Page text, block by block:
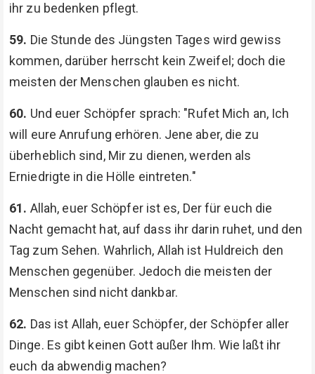
ihr zu bedenken pflegt.
59. Die Stunde des Jüngsten Tages wird gewiss
kommen, darüber herrscht kein Zweifel; doch die
meisten der Menschen glauben es nicht.
60. Und euer Schöpfer sprach: "Rufet Mich an, Ich
will eure Anrufung erhören. Jene aber, die zu
überheblich sind, Mir zu dienen, werden als
Erniedrigte in die Hölle eintreten."
61. Allah, euer Schöpfer ist es, Der für euch die
Nacht gemacht hat, auf dass ihr darin ruhet, und den
Tag zum Sehen. Wahrlich, Allah ist Huldreich den
Menschen gegenüber. Jedoch die meisten der
Menschen sind nicht dankbar.
62. Das ist Allah, euer Schöpfer, der Schöpfer aller
Dinge. Es gibt keinen Gott außer Ihm. Wie laßt ihr
euch da abwendig machen?